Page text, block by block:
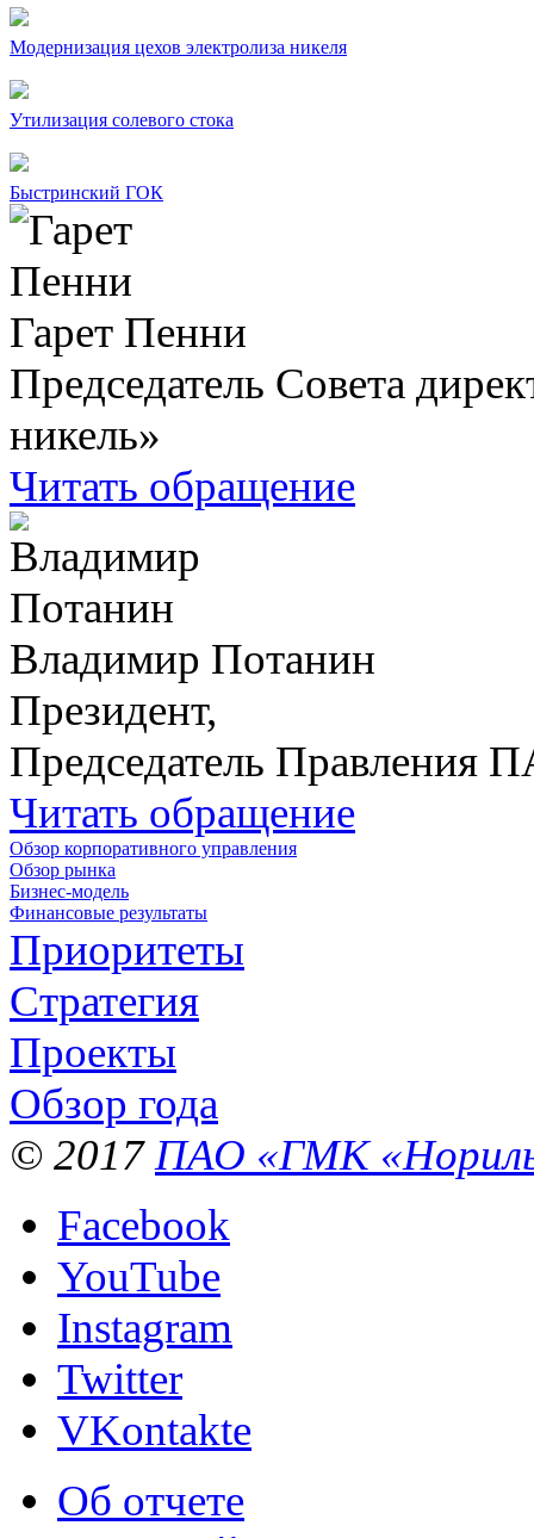
Модернизация цехов электролиза никеля
Утилизация солевого стока
Быстринский ГОК
Гарет Пенни
Председатель Совета
никель»
Читать обращение
Владимир Потанин
Президент,
Председатель Правления
Читать обращение
Обзор корпоративного управления
Обзор рынка
Бизнес-модель
Финансовые результаты
Приоритеты
Стратегия
Проекты
Обзор года
© 2017 ПАО «ГМК
Facebook
YouTube
Instagram
Twitter
VKontakte
Об отчете